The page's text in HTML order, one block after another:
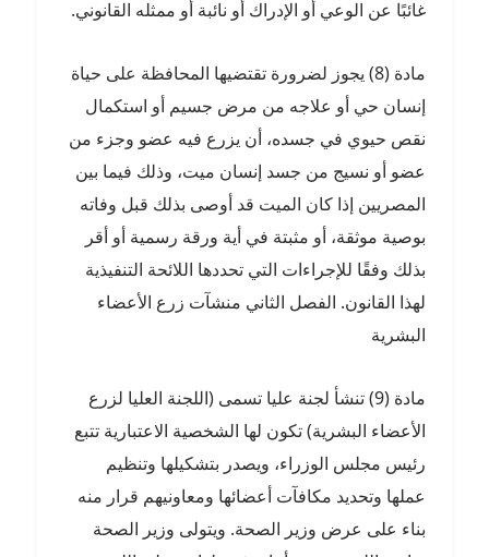
غائبًا عن الوعي أو الإدراك أو نائبة أو ممثله القانوني.
مادة (8) يجوز لضرورة تقتضيها المحافظة على حياة
إنسان حي أو علاجه من مرض جسيم أو استكمال
نقص حيوي في جسده، أن يزرع فيه عضو وجزء من
عضو أو نسيج من جسد إنسان ميت، وذلك فيما بين
المصريين إذا كان الميت قد أوصى بذلك قبل وفاته
بوصية موثقة، أو مثبتة في أية ورقة رسمية أو أقر
بذلك وفقًا للإجراءات التي تحددها اللائحة التنفيذية
لهذا القانون. الفصل الثاني منشآت زرع الأعضاء
البشرية
مادة (9) تنشأ لجنة عليا تسمى (اللجنة العليا لزرع
الأعضاء البشرية) تكون لها الشخصية الاعتبارية تتبع
رئيس مجلس الوزراء، ويصدر بتشكيلها وتنظيم
عملها وتحديد مكافآت أعضائها ومعاونيهم قرار منه
بناء على عرض وزير الصحة. ويتولى وزير الصحة